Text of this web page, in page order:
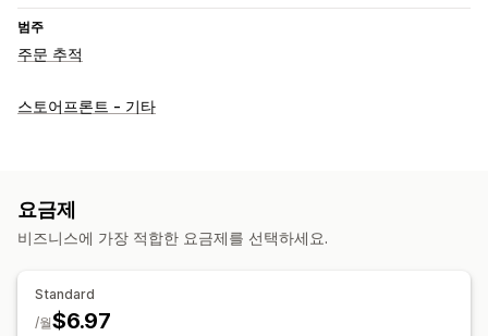
범주
주문 추적
스토어프론트 - 기타
요금제
비즈니스에 가장 적합한 요금제를 선택하세요.
Standard
$6.97
/월